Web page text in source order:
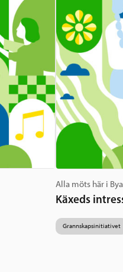
Alla möts här i
Käxeds
Grannskapsinitiativet